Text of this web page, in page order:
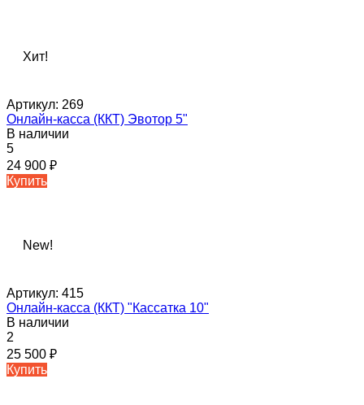
Хит!
Артикул: 269
Онлайн-касса (ККТ) Эвотор 5"
В наличии
5
24 900 ₽
Купить
New!
Артикул: 415
Онлайн-касса (ККТ) "Кассатка 10"
В наличии
2
25 500 ₽
Купить